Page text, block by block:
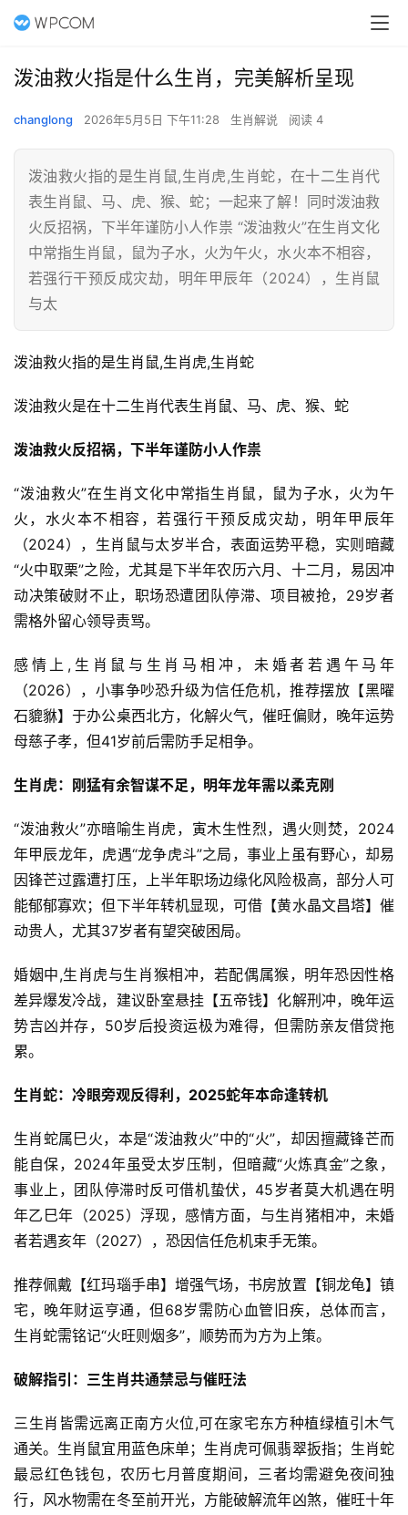
泼油救火指是什么生肖，完美解析呈现
changlong 2026年5月5日 下午11:28 生肖解说 阅读 4
泼油救火指的是生肖鼠,生肖虎,生肖蛇，在十二生肖代
表生肖鼠、马、虎、猴、蛇；一起来了解！同时泼油救
火反招祸，下半年谨防小人作祟 “泼油救火”在生肖文化
中常指生肖鼠，鼠为子水，火为午火，水火本不相容，
若强行干预反成灾劫，明年甲辰年（2024），生肖鼠
与太
泼油救火指的是生肖鼠,生肖虎,生肖蛇
泼油救火是在十二生肖代表生肖鼠、马、虎、猴、蛇
泼油救火反招祸，下半年谨防小人作祟
“泼油救火”在生肖文化中常指生肖鼠，鼠为子水，火为午
火，水火本不相容，若强行干预反成灾劫，明年甲辰年
（2024），生肖鼠与太岁半合，表面运势平稳，实则暗藏
“火中取栗”之险，尤其是下半年农历六月、十二月，易因冲
动决策破财不止，职场恐遭团队停滞、项目被抢，29岁者
需格外留心领导责骂。
感情上,生肖鼠与生肖马相冲，未婚者若遇午马年
（2026），小事争吵恐升级为信任危机，推荐摆放【黑曜
石貔貅】于办公桌西北方，化解火气，催旺偏财，晚年运势
母慈子孝，但41岁前后需防手足相争。
生肖虎：刚猛有余智谋不足，明年龙年需以柔克刚
“泼油救火”亦暗喻生肖虎，寅木生性烈，遇火则焚，2024
年甲辰龙年，虎遇“龙争虎斗”之局，事业上虽有野心，却易
因锋芒过露遭打压，上半年职场边缘化风险极高，部分人可
能郁郁寡欢；但下半年转机显现，可借【黄水晶文昌塔】催
动贵人，尤其37岁者有望突破困局。
婚姻中,生肖虎与生肖猴相冲，若配偶属猴，明年恐因性格
差异爆发冷战，建议卧室悬挂【五帝钱】化解刑冲，晚年运
势吉凶并存，50岁后投资运极为难得，但需防亲友借贷拖
累。
生肖蛇：冷眼旁观反得利，2025蛇年本命逢转机
生肖蛇属巳火，本是“泼油救火”中的“火”，却因擅藏锋芒而
能自保，2024年虽受太岁压制，但暗藏“火炼真金”之象，
事业上，团队停滞时反可借机蛰伏，45岁者莫大机遇在明
年乙巳年（2025）浮现，感情方面，与生肖猪相冲，未婚
者若遇亥年（2027），恐因信任危机束手无策。
推荐佩戴【红玛瑙手串】增强气场，书房放置【铜龙龟】镇
宅，晚年财运亨通，但68岁需防心血管旧疾，总体而言，
生肖蛇需铭记“火旺则烟多”，顺势而为方为上策。
破解指引：三生肖共通禁忌与催旺法
三生肖皆需远离正南方火位,可在家宅东方种植绿植引木气
通关。生肖鼠宜用蓝色床单；生肖虎可佩翡翠扳指；生肖蛇
最忌红色钱包，农历七月普度期间，三者均需避免夜间独
行，风水物需在冬至前开光，方能破解流年凶煞，催旺十年